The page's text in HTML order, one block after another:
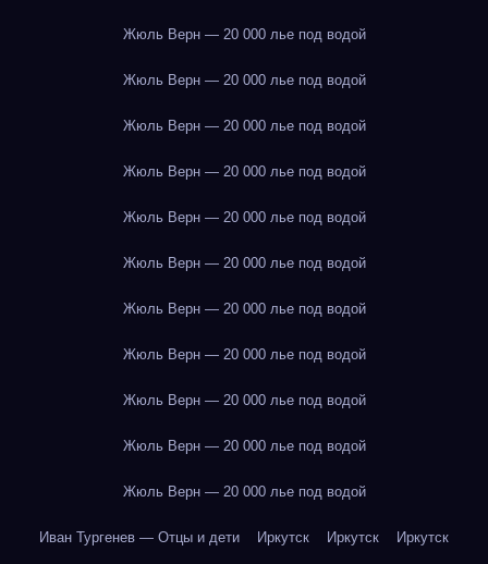
Жюль Верн — 20 000 лье под водой
Жюль Верн — 20 000 лье под водой
Жюль Верн — 20 000 лье под водой
Жюль Верн — 20 000 лье под водой
Жюль Верн — 20 000 лье под водой
Жюль Верн — 20 000 лье под водой
Жюль Верн — 20 000 лье под водой
Жюль Верн — 20 000 лье под водой
Жюль Верн — 20 000 лье под водой
Жюль Верн — 20 000 лье под водой
Жюль Верн — 20 000 лье под водой
Иван Тургенев — Отцы и дети Иркутск Иркутск Иркутск